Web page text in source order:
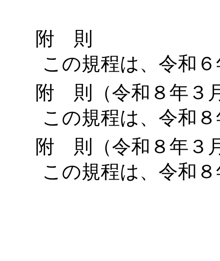
附 則
この規程は、令和６
附 則（令和８年
この規程は、令和８
附 則（令和８年
この規程は、令和８